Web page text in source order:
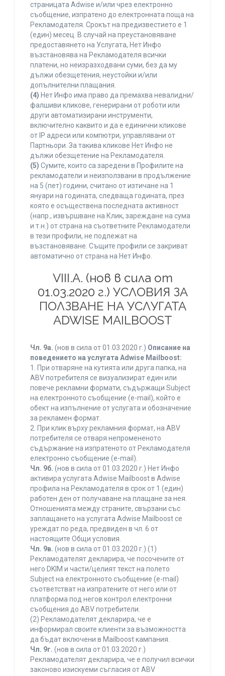
страницата Adwise и/или чрез електронно
съобщение, изпратено до електронната поща на
Рекламодателя. Срокът на предизвестието е 1
(един) месец. В случай на преустановяване
предоставянето на Услугата, Нет Инфо
възстановява на Рекламодателя всички
платени, но неизразходвани суми, без да му
дължи обезщетения, неустойки и/или
допълнителни плащания.
(4) Нет Инфо има право да премахва невалидни/
фалшиви кликове, генерирани от роботи или
други автоматизирани инструменти,
включително каквито и да е единични кликове
от IP адреси или компютри, управлявани от
Партньори. За такива кликове Нет Инфо не
дължи обезщетение на Рекламодателя.
(5) Сумите, които са заредени в Профилите на
рекламодатели и неизползвани в продължение
на 5 (пет) години, считано от изтичане на 1
януари на годината, следваща годината, през
която е осъществена последната активност
(напр., извършване на Клик, зареждане на сума
и т.н.) от страна на съответните Рекламодатели
в тези профили, не подлежат на
възстановяване. Същите профили се закриват
автоматично от страна на Нет Инфо.
VIII.A. (нов в сила от
01.03.2020 г.) УСЛОВИЯ ЗА
ПОЛЗВАНЕ НА УСЛУГАТА
ADWISE MAILBOOST
Чл. 9а. (нов в сила от 01.03.2020 г.) Описание на
поведението на услугата Adwise Mailboost:
1. При отваряне на кутията или друга папка, на
ABV потребителя се визуализират един или
повече рекламни формати, съдържащи Subject
на електронното съобщение (e-mail), който е
обект на изпълнение от услугата и обозначение
за рекламен формат.
2. При клик върху рекламния формат, на ABV
потребителя се отваря непромененото
съдържание на изпратеното от Рекламодателя
електронно съобщение (e-mail).
Чл. 9б. (нов в сила от 01.03.2020 г.) Нет Инфо
активира услугата Adwise Mailboost в Adwise
профила на Рекламодателя в срок от 1 (един)
работен ден от получаване на плащане за нея.
Отношенията между страните, свързани със
заплащането на услугата Adwise Mailboost се
уреждат по реда, предвиден в чл. 6 от
настоящите Общи условия.
Чл. 9в. (нов в сила от 01.03.2020 г.) (1)
Рекламодателят декларира, че посочените от
него DKIM и части/целият текст на полето
Subject на електронното съобщение (e-mail)
съответстват на изпратените от него или от
платформа под негов контрол електронни
съобщения до ABV потребители.
(2) Рекламодателят декларира, че е
информирал своите клиенти за възможността
да бъдат включени в Mailboost кампания.
Чл. 9г. (нов в сила от 01.03.2020 г.)
Рекламодателят декларира, че е получил всички
законово изискуеми съгласия от ABV